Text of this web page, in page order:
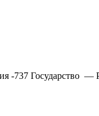
-737 Государство